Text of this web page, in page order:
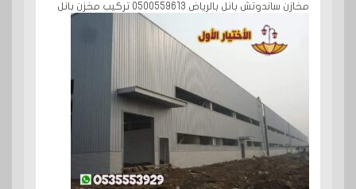
مخازن ساندوتش بانل بالرياض 0500559613 تركيب مخزن بانل